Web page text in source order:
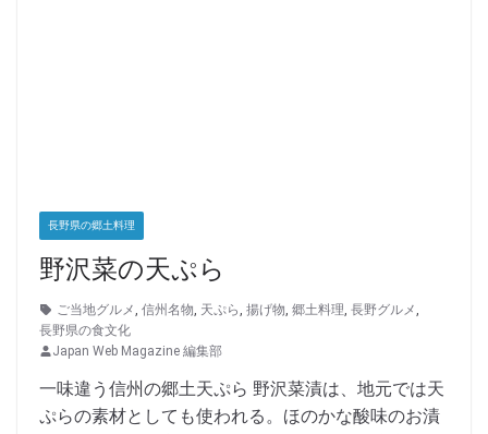
長野県の郷土料理
野沢菜の天ぷら
ご当地グルメ 信州名物 天ぷら 揚げ物 郷土料理 長野グルメ
長野県の食文化
Japan Web Magazine 編集部
一味違う信州の郷土天ぷら 野沢菜漬は、地元では天
ぷらの素材としても使われる。ほのかな酸味のお漬